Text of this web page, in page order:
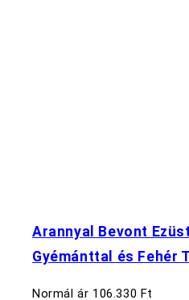
Arannyal Bevont
Gyémánttal és Fehér
Normál ár 106.330 Ft